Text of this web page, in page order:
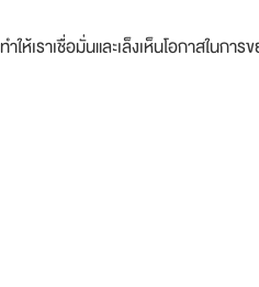
เราเชื่อมั่นและเล็งเห็นโอกาสในกา